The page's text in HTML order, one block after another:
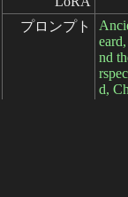
プロンプト
nd
d,